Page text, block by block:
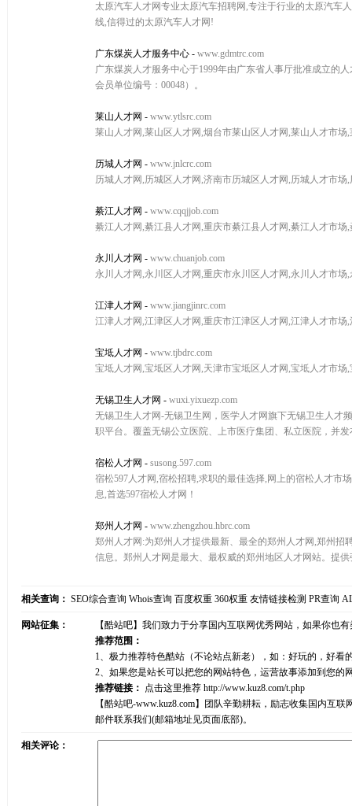
太原汽车人才网专业太原汽车招聘网,专注于行业的太原汽车
线,信得过的太原汽车人才网!
广东煤炭人才服务中心 - www.gdmtrc.com
广东煤炭人才服务中心于1999年由广东省人事厅批准成立的
会员单位编号：00048）。
莱山人才网 - www.ytlsrc.com
莱山人才网,莱山区人才网,烟台市莱山区人才网,莱山人才市
历城人才网 - www.jnlcrc.com
历城人才网,历城区人才网,济南市历城区人才网,历城人才市
綦江人才网 - www.cqqjjob.com
綦江人才网,綦江县人才网,重庆市綦江县人才网,綦江人才市
永川人才网 - www.chuanjob.com
永川人才网,永川区人才网,重庆市永川区人才网,永川人才市
江津人才网 - www.jiangjinrc.com
江津人才网,江津区人才网,重庆市江津区人才网,江津人才市
宝坻人才网 - www.tjbdrc.com
宝坻人才网,宝坻区人才网,天津市宝坻区人才网,宝坻人才市
无锡卫生人才网 - wuxi.yixuezp.com
无锡卫生人才网-无锡卫生网，医学人才网旗下无锡卫生人才
职平台。覆盖无锡公立医院、上市医疗集团、私立医院，并
宿松人才网 - susong.597.com
宿松597人才网,宿松招聘,求职的最佳选择,网上的宿松人才市
息,首选597宿松人才网！
郑州人才网 - www.zhengzhou.hbrc.com
郑州人才网:为郑州人才提供最新、最全的郑州人才网,郑州
信息。郑州人才网是最大、最权威的郑州地区人才网站。提
相关查询： SEO综合查询 Whois查询 百度权重 360权重 友情链接检测 PR查询
网站征集：
【酷站吧】我们致力于分享国内互联网优秀网站，如果你也
推荐范围：
1、极力推荐特色酷站（不论站点新老），如：好玩的，好
2、如果您是站长可以把您的网站特色，运营故事添加到您
推荐链接： 点击这里推荐 http://www.kuz8.com/t.php
【酷站吧-www.kuz8.com】团队辛勤耕耘，励志收集国内互
邮件联系我们(邮箱地址见页面底部)。
相关评论：